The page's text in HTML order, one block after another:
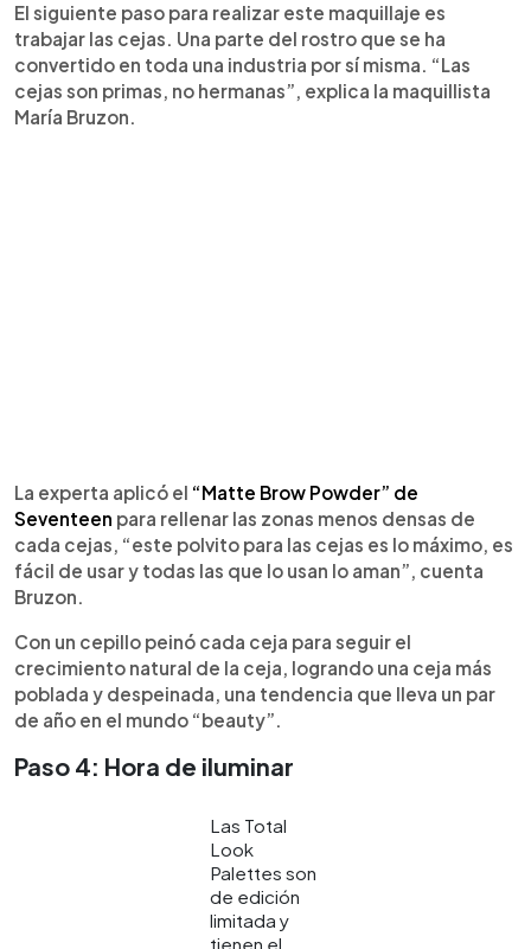
El siguiente paso para realizar este maquillaje es
trabajar las cejas. Una parte del rostro que se ha
convertido en toda una industria por sí misma. “Las
cejas son primas, no hermanas”, explica la maquillista
María Bruzon.
La experta aplicó el “Matte Brow Powder” de
Seventeen para rellenar las zonas menos densas de
cada cejas, “este polvito para las cejas es lo máximo, es
fácil de usar y todas las que lo usan lo aman”, cuenta
Bruzon.
Con un cepillo peinó cada ceja para seguir el
crecimiento natural de la ceja, logrando una ceja más
poblada y despeinada, una tendencia que lleva un par
de año en el mundo “beauty”.
Paso 4: Hora de iluminar
Las Total
Look
Palettes son
de edición
limitada y
tienen el